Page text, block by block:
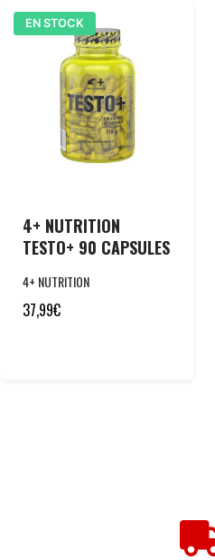
EN STOCK
4+ NUTRITION
TESTO+ 90 CAPSULES
4+ NUTRITION
37,99€